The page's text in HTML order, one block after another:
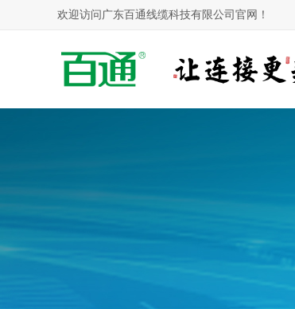
欢迎访问广东百通线缆科技有限公司官网！